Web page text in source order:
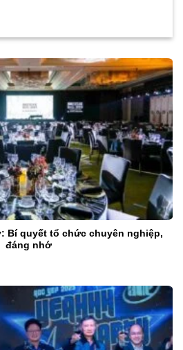
Bí quyết tổ chức chuyên nghiệp,
đáng nhớ